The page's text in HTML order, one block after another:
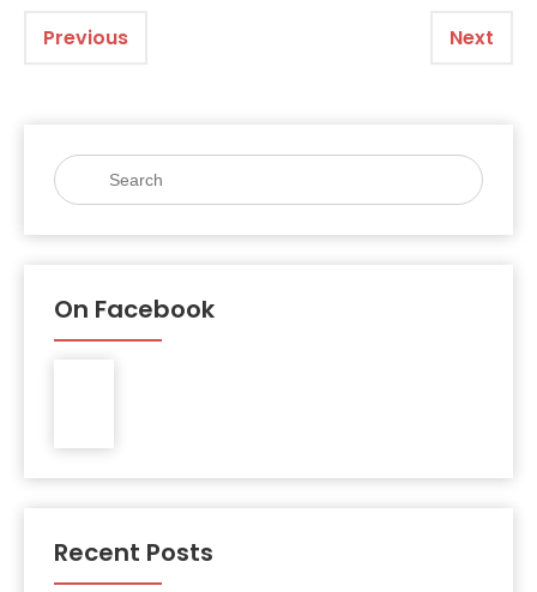
Previous Next
On Facebook
Recent Posts